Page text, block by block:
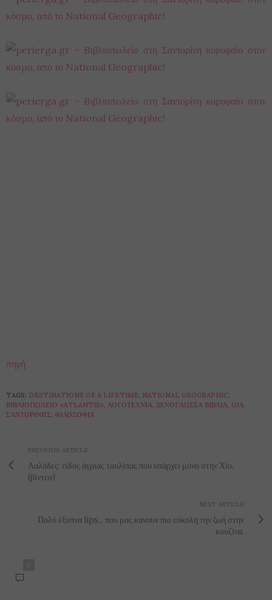
πηγή
TAGS: DESTINATIONS OF A LIFETIME, NATIONAL GEOGRAPHIC,
ΒΙΒΛΙΟΠΩΛΕΊΟ «ΑTLANTIS», ΛΟΓΟΤΕΧΝΊΑ, ΞΕΝΌΓΛΩΣΣΑ ΒΙΒΛΊΑ, ΟΊΑ
ΣΑΝΤΟΡΊΝΗΣ, ΦΙΛΟΣΟΦΊΑ
PREVIOUS ARTICLE
Λαλάδες: είδος άγριας τουλίπας που υπάρχει μόνο στην Χίο.
(βίντεο)
NEXT ARTICLE
Πολύ έξυπνα tips... που μας κάνουν πιο εύκολη την ζωή στην
κουζίνα.